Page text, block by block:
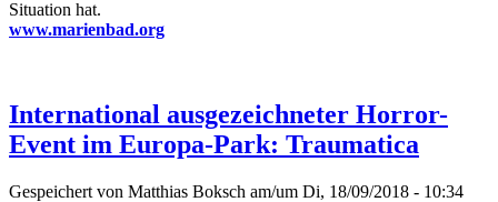
Situation hat.
www.marienbad.org
International ausgezeichneter Horror-
Event im Europa-Park: Traumatica
Gespeichert von Matthias Boksch am/um Di, 18/09/2018 - 10:34